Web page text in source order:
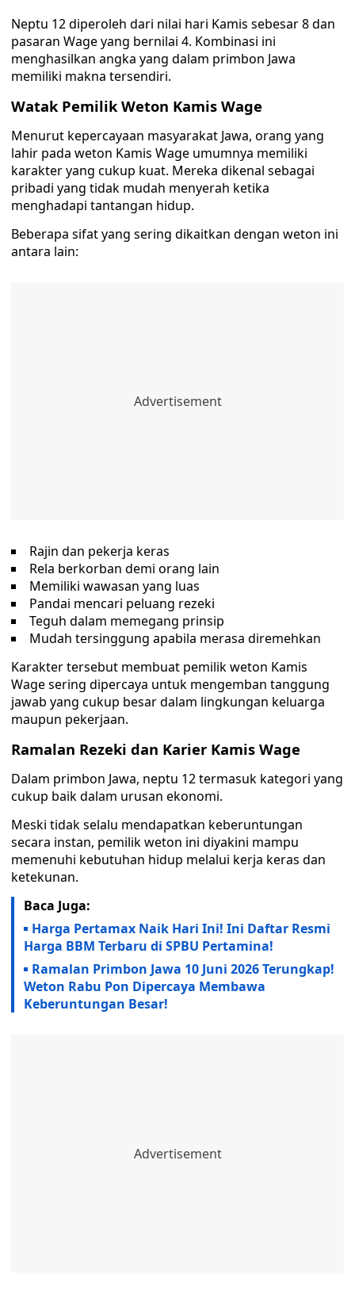
Neptu 12 diperoleh dari nilai hari Kamis sebesar 8 dan
pasaran Wage yang bernilai 4. Kombinasi ini
menghasilkan angka yang dalam primbon Jawa
memiliki makna tersendiri.
Watak Pemilik Weton Kamis Wage
Menurut kepercayaan masyarakat Jawa, orang yang
lahir pada weton Kamis Wage umumnya memiliki
karakter yang cukup kuat. Mereka dikenal sebagai
pribadi yang tidak mudah menyerah ketika
menghadapi tantangan hidup.
Beberapa sifat yang sering dikaitkan dengan weton ini
antara lain:
Rajin dan pekerja keras
Rela berkorban demi orang lain
Memiliki wawasan yang luas
Pandai mencari peluang rezeki
Teguh dalam memegang prinsip
Mudah tersinggung apabila merasa diremehkan
Karakter tersebut membuat pemilik weton Kamis
Wage sering dipercaya untuk mengemban tanggung
jawab yang cukup besar dalam lingkungan keluarga
maupun pekerjaan.
Ramalan Rezeki dan Karier Kamis Wage
Dalam primbon Jawa, neptu 12 termasuk kategori yang
cukup baik dalam urusan ekonomi.
Meski tidak selalu mendapatkan keberuntungan
secara instan, pemilik weton ini diyakini mampu
memenuhi kebutuhan hidup melalui kerja keras dan
ketekunan.
Baca Juga:
Harga Pertamax Naik Hari Ini! Ini Daftar Resmi
Harga BBM Terbaru di SPBU Pertamina!
Ramalan Primbon Jawa 10 Juni 2026 Terungkap!
Weton Rabu Pon Dipercaya Membawa
Keberuntungan Besar!